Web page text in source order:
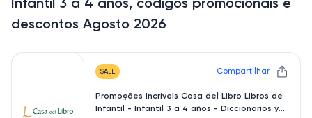
Infantil 3 a 4 años, códigos promocionais e
descontos Agosto 2026
SALE Compartilhar
Promoções incríveis Casa del Libro Libros de
Infantil - Infantil 3 a 4 años - Diccionarios y